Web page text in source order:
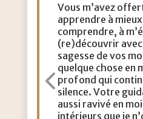
Vous m’avez
apprendre à
comprendre, à
(re)découvrir
sagesse de vos
quelque chose en
profond qui
silence. Votre
aussi ravivé en
intérieurs que je